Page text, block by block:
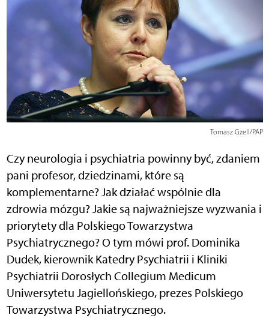
Tomasz Gzell/PAP
Czy neurologia i psychiatria powinny być, zdaniem
pani profesor, dziedzinami, które są
komplementarne? Jak działać wspólnie dla
zdrowia mózgu? Jakie są najważniejsze wyzwania i
priorytety dla Polskiego Towarzystwa
Psychiatrycznego? O tym mówi prof. Dominika
Dudek, kierownik Katedry Psychiatrii i Kliniki
Psychiatrii Dorosłych Collegium Medicum
Uniwersytetu Jagiellońskiego, prezes Polskiego
Towarzystwa Psychiatrycznego.